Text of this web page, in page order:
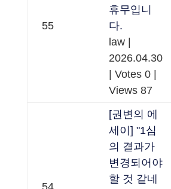
55
휴무입니
다.
law
2026.04.30
Votes 0
Views 87
54
[권변의 에
세이] "1심
의 결과가
변경되어야
할 것 같네